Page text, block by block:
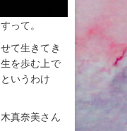
って。
て生きてき
を歩む上で
いうわけ
真奈美さん